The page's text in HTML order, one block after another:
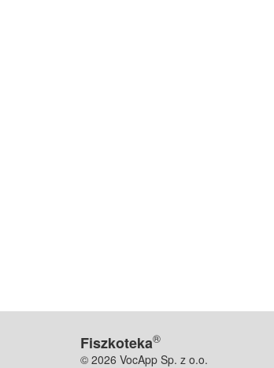
Fiszkoteka®
© 2026 VocApp Sp. z o.o.